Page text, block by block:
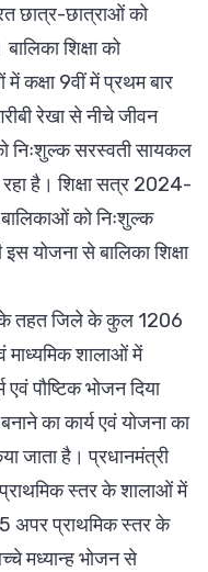
छात्र-छात्राओं को
शिक्षा को
में कक्षा 9वीं में प्रथम बार
रेखा से नीचे जीवन
निःशुल्क सरस्वती सायकल
है। शिक्षा सत्र 2024-
को निःशुल्क
योजना से बालिका शिक्षा
के तहत जिले के कुल 1206
माध्यमिक शालाओं में
पौष्टिक भोजन दिया
का कार्य एवं योजना का
जाता है। प्रधानमंत्री
प्राथमिक स्तर के शालाओं में
अपर प्राथमिक स्तर के
मध्यान्ह भोजन से